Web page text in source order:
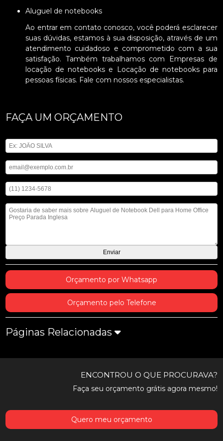
Aluguel de notebooks
Ao entrar em contato conosco, você poderá esclarecer
suas dúvidas, estamos à sua disposição, através de um
atendimento cuidadoso e comprometido com a sua
satisfação. Também trabalhamos com Empresas de
locação de notebooks e Locação de notebooks para
pessoas físicas. Fale com nossos especialistas.
FAÇA UM ORÇAMENTO
Orçamento por Whatsapp
Orçamento pelo Telefone
Páginas Relacionadas
ENCONTROU O QUE PROCURAVA?
Faça seu orçamento grátis agora mesmo!
Quero meu orçamento